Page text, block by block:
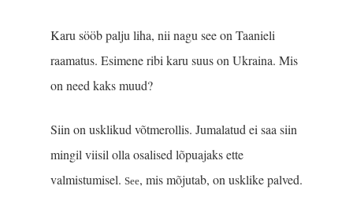
Karu sööb palju liha, nii nagu see on Taanieli
raamatus. Esimene ribi karu suus on Ukraina. Mis
on need kaks muud?
Siin on usklikud võtmerollis. Jumalatud ei saa siin
mingil viisil olla osalised lõpuajaks ette
valmistumisel. See, mis mõjutab, on usklike palved.